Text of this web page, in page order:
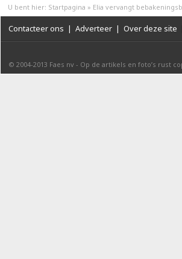
U bent hier: Startpagina » Elia vervangt
Contacteer ons | Adverteer | Over deze site
© 2004-2013 Faes nv - Op de artikels en foto’s rust